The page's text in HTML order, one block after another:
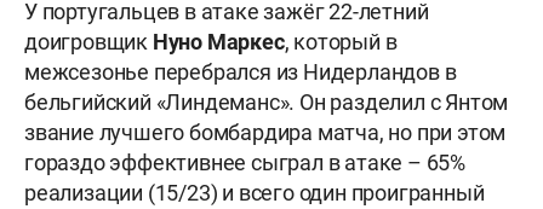
У португальцев в атаке зажёг 22-летний
доигровщик Нуно Маркес, который в
межсезонье перебрался из Нидерландов в
бельгийский «Линдеманс». Он разделил с Янтом
звание лучшего бомбардира матча, но при этом
гораздо эффективнее сыграл в атаке – 65%
реализации (15/23) и всего один проигранный